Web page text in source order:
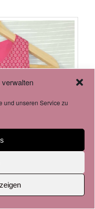
und unseren Service zu